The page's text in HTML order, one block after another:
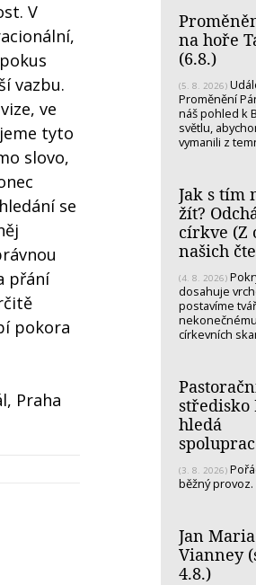
V
vazbu.
ve
tyto
slovo,
se
přání
pokora
Praha
na hoře
(6.8.)
(5. 8. 2026)
Proměnění
náš pohled k
světlu,
vymanili z
Jak s tím
žít?
církve (Z
našich
(4. 8. 2026)
dosahuje
postavíme
církevních
středisko
hledá
(3. 8. 2026)
běžný provoz.
Jan Maria
Vianney
4.8.)